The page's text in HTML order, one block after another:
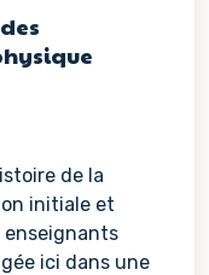
de la
initiale et
ici dans une